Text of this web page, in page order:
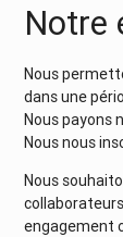
Notre
Nous
dans une
Nous payons
Nous nous
Nous
engagement